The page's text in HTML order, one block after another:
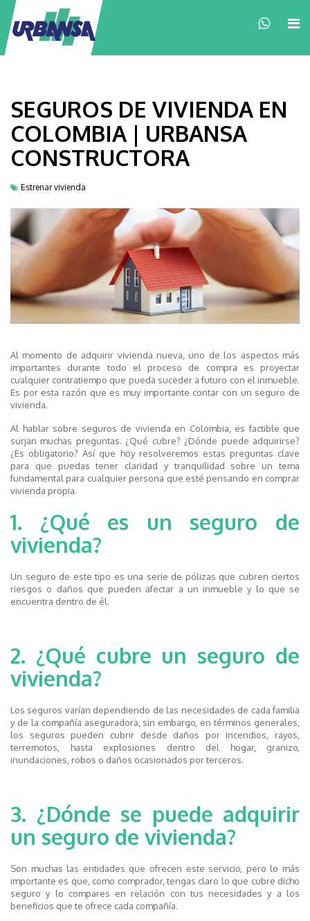
SEGUROS DE VIVIENDA EN
COLOMBIA | URBANSA
CONSTRUCTORA
Estrenar vivienda
Al momento de adquirir vivienda nueva, uno de los aspectos más
importantes durante todo el proceso de compra es proyectar
cualquier contratiempo que pueda suceder a futuro con el inmueble.
Es por esta razón que es muy importante contar con un seguro de
vivienda.
Al hablar sobre seguros de vivienda en Colombia, es factible que
surjan muchas preguntas. ¿Qué cubre? ¿Dónde puede adquirirse?
¿Es obligatorio? Así que hoy resolveremos estas preguntas clave
para que puedas tener claridad y tranquilidad sobre un tema
fundamental para cualquier persona que esté pensando en comprar
vivienda propia.
1. ¿Qué es un seguro de
vivienda?
Un seguro de este tipo es una serie de pólizas que cubren ciertos
riesgos o daños que pueden afectar a un inmueble y lo que se
encuentra dentro de él.
2. ¿Qué cubre un seguro de
vivienda?
Los seguros varían dependiendo de las necesidades de cada familia
y de la compañía aseguradora, sin embargo, en términos generales,
los seguros pueden cubrir desde daños por incendios, rayos,
terremotos, hasta explosiones dentro del hogar, granizo,
inundaciones, robos o daños ocasionados por terceros.
3. ¿Dónde se puede adquirir
un seguro de vivienda?
Son muchas las entidades que ofrecen este servicio, pero lo más
importante es que, como comprador, tengas claro lo que cubre dicho
seguro y lo compares en relación con tus necesidades y a los
beneficios que te ofrece cada compañía.